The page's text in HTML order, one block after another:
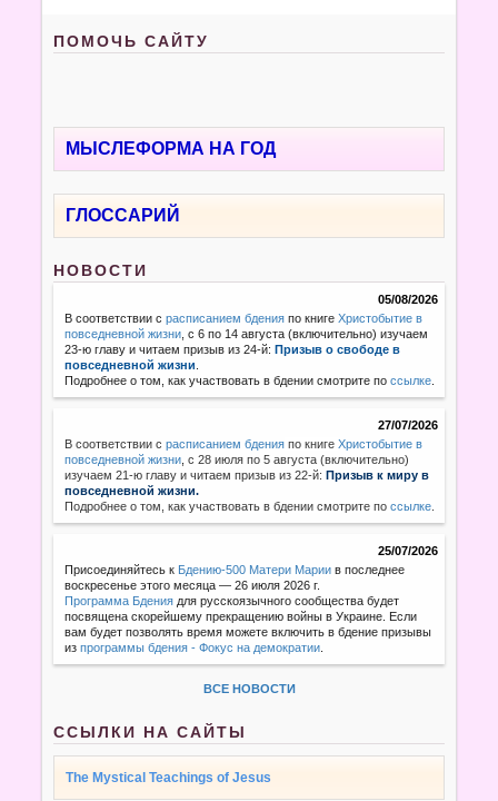
ПОМОЧЬ САЙТУ
МЫСЛЕФОРМА НА ГОД
ГЛОССАРИЙ
НОВОСТИ
05/08/2026
В соответствии срасписанием бдения по книгеХристобытие в
повседневной жизни , с 6 по 14 августа (включительно) изучаем
23-ю главу и читаем призыв из 24-й:Призыв о свободе в
повседневной жизни
Подробнее о том, как участвовать в бдении смотрите поссылке
27/07/2026
В соответствии с расписанием бдения по книгеХристобытие в
повседневной жизни с 28 июля по 5 августа (включительно)
изучаем 21-ю главу и читаем призыв из 22-й:Призыв к миру в
повседневной жизни.
Подробнее о том, как участвовать в бдении смотрите поссылке
25/07/2026
Присоединяйтесь к Бдению-500 Матери Марии в последнее
воскресенье этого месяца — 26 июля 2026 г.
Программа Бдения для русскоязычного сообщества будет
посвящена скорейшему прекращению войны в Украине. Если
вам будет позволять время можете включить в бдение призывы
изпрограммы бдения - Фокус на демократии
ВСЕ НОВОСТИ
ССЫЛКИ НА САЙТЫ
The Mystical Teachings of Jesus